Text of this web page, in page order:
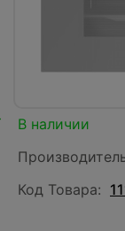
В наличии
Код Товара: